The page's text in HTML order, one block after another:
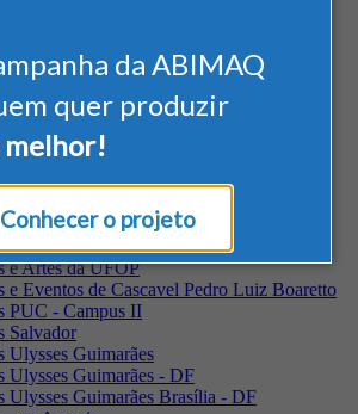
da ABIMAQ
quer produzir
melhor!
Conhecer o projeto
- FIEPA
Convenções do Brasil, em Brasília
- SE
de Pernambuco - PE
e Artes da UFOP
e Eventos de Cascavel Pedro Luiz Boaretto
PUC - Campus II
Salvador
Ulysses Guimarães
Ulysses Guimarães - DF
Ulysses Guimarães Brasília - DF